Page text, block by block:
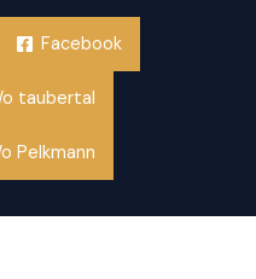
Facebook
taubertal
Pelkmann